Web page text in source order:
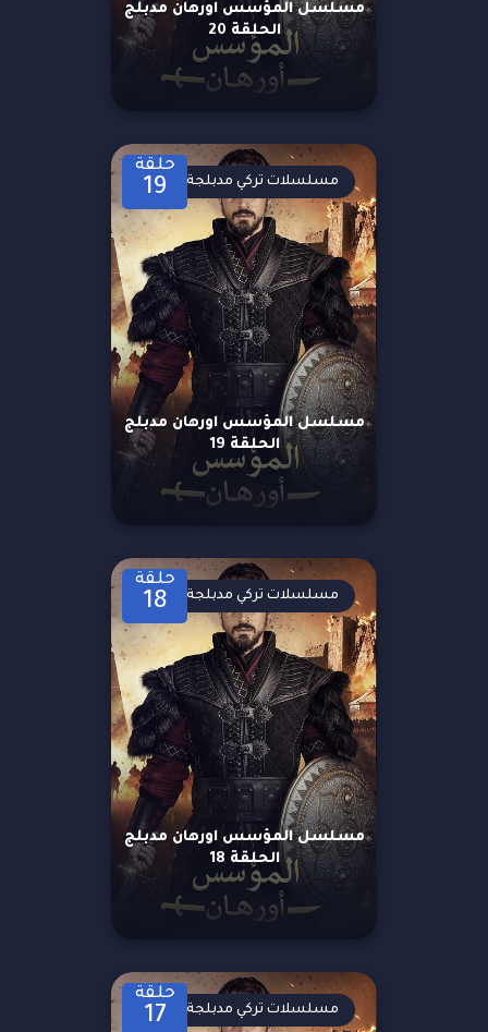
مسلسل المؤسس اورهان مدبلج
الحلقة 20
حلقة
19
مسلسل المؤسس اورهان مدبلج
الحلقة 19
مسلسلات تركي مدبلجة
حلقة
18
مسلسل المؤسس اورهان مدبلج
الحلقة 18
مسلسلات تركي مدبلجة
حلقة
17 مسلسلات تركي مدبلجة